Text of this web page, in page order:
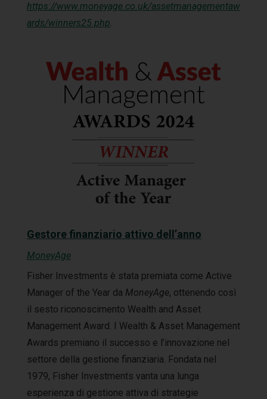
https://www.moneyage.co.uk/assetmanagementaw
ards/winners25.php.
Gestore finanziario attivo dell’anno
MoneyAge
Fisher Investments è stata premiata come Active
Manager of the Year da MoneyAge, ottenendo così
il sesto riconoscimento Wealth and Asset
Management Award. I Wealth & Asset Management
Awards premiano il successo e l’innovazione nel
settore della gestione finanziaria. Fondata nel
1979, Fisher Investments vanta una lunga
esperienza di gestione attiva di strategie